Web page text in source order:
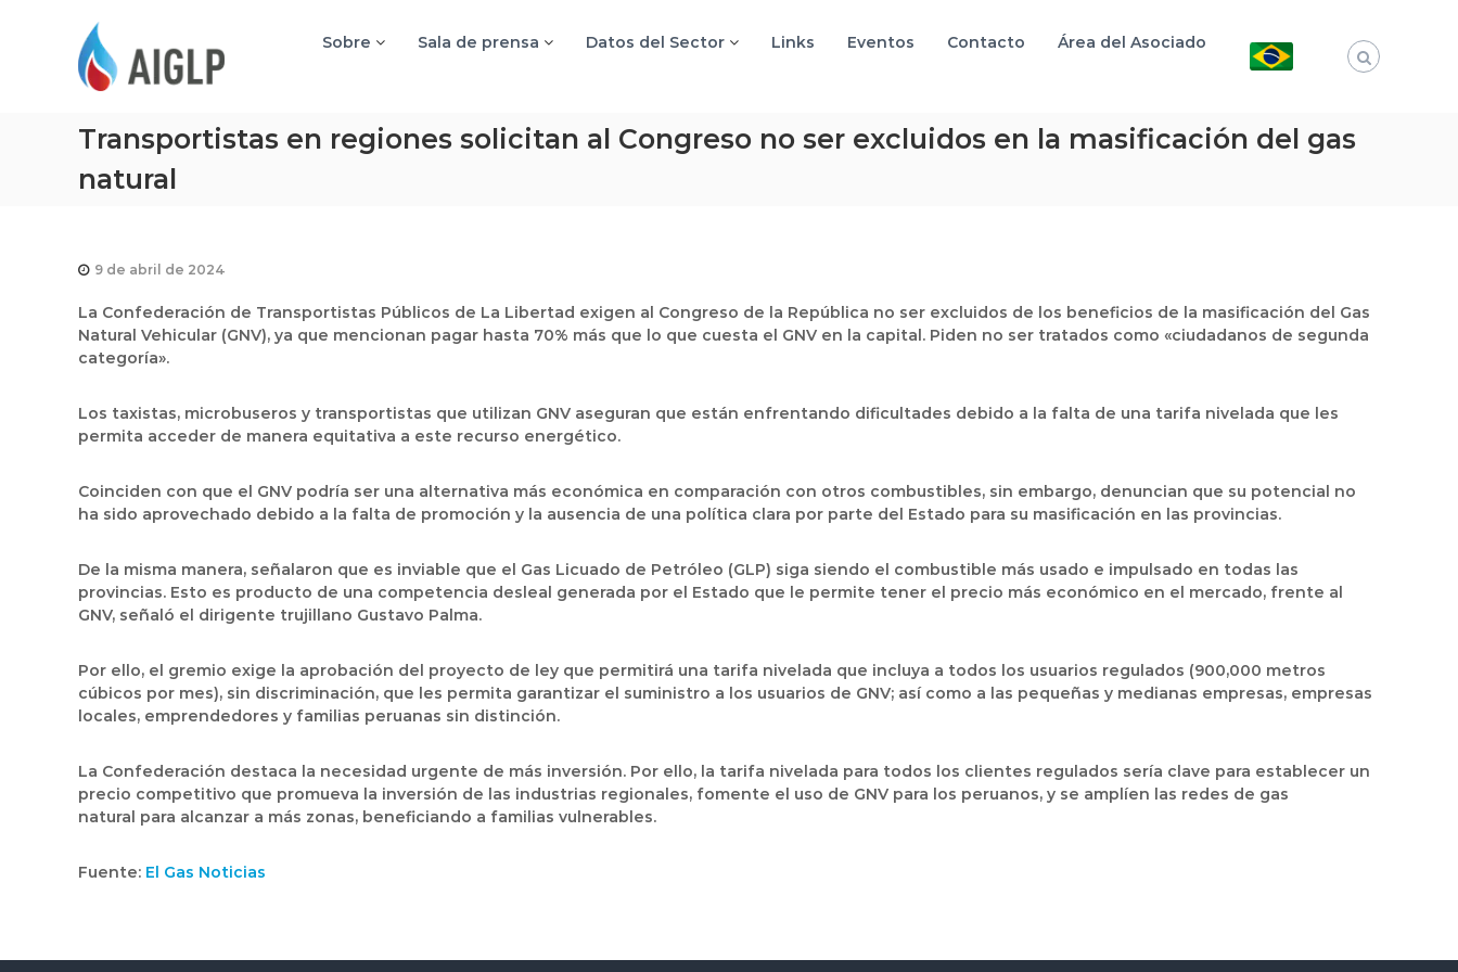
Sobre Sala de prensa Datos del Sector Links Eventos Contacto Área del Asociado
Transportistas en regiones solicitan al Congreso no ser excluidos en la masificación del gas
natural
9 de abril de 2024
La Confederación de Transportistas Públicos de La Libertad exigen al Congreso de la República no ser excluidos de los beneficios de la masificación del Gas
Natural Vehicular (GNV), ya que mencionan pagar hasta 70% más que lo que cuesta el GNV en la capital. Piden no ser tratados como «ciudadanos de segunda
categoría».
Los taxistas, microbuseros y transportistas que utilizan GNV aseguran que están enfrentando dificultades debido a la falta de una tarifa nivelada que les
permita acceder de manera equitativa a este recurso energético.
Coinciden con que el GNV podría ser una alternativa más económica en comparación con otros combustibles, sin embargo, denuncian que su potencial no
ha sido aprovechado debido a la falta de promoción y la ausencia de una política clara por parte del Estado para su masificación en las provincias.
De la misma manera, señalaron que es inviable que el Gas Licuado de Petróleo (GLP) siga siendo el combustible más usado e impulsado en todas las
provincias. Esto es producto de una competencia desleal generada por el Estado que le permite tener el precio más económico en el mercado, frente al
GNV, señaló el dirigente trujillano Gustavo Palma.
Por ello, el gremio exige la aprobación del proyecto de ley que permitirá una tarifa nivelada que incluya a todos los usuarios regulados (900,000 metros
cúbicos por mes), sin discriminación, que les permita garantizar el suministro a los usuarios de GNV; así como a las pequeñas y medianas empresas, empresas
locales, emprendedores y familias peruanas sin distinción.
La Confederación destaca la necesidad urgente de más inversión. Por ello, la tarifa nivelada para todos los clientes regulados sería clave para establecer un
precio competitivo que promueva la inversión de las industrias regionales, fomente el uso de GNV para los peruanos, y se amplíen las redes de gas
natural para alcanzar a más zonas, beneficiando a familias vulnerables.
Fuente: El Gas Noticias